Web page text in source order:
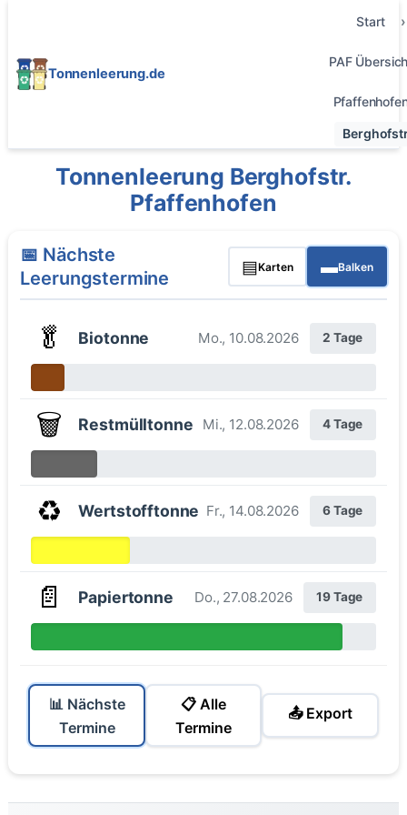
Tonnenleerung.de
Start
PAF
Tonnenleerung Berghofstr.
Pfaffenhofen
📅 Nächste
Leerungstermine
▤Karten ▬Balken
🥬 Biotonne Mo., 10.08.2026 2 Tage
🗑️ Restmülltonne Mi., 12.08.2026 4 Tage
♻️ Wertstofftonne Fr., 14.08.2026 6 Tage
📄 Papiertonne Do., 27.08.2026 19 Tage
📊 Nächste
Termine
📋 Alle
Termine
📤 Export